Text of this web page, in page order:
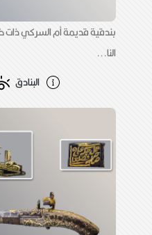
بندقية قديمة أم السركي
النا...
البنادق